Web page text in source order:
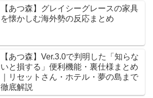
【あつ森】グレイシーグレースの家具
を懐かしむ海外勢の反応まとめ
【あつ森】Ver.3.0で判明した「知らな
いと損する」便利機能・裏仕様まとめ
｜リセットさん・ホテル・夢の島まで
徹底解説